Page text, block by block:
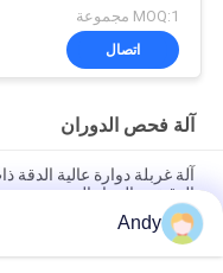
MOQ:1 مجموعة
اتصال
آلة فحص الدوران
آلة غربلة دوارة عالية
الدقيقة والمواد الهشة
آلة الفحص الدوارية
سلس منخفض الضوضاء
Andy